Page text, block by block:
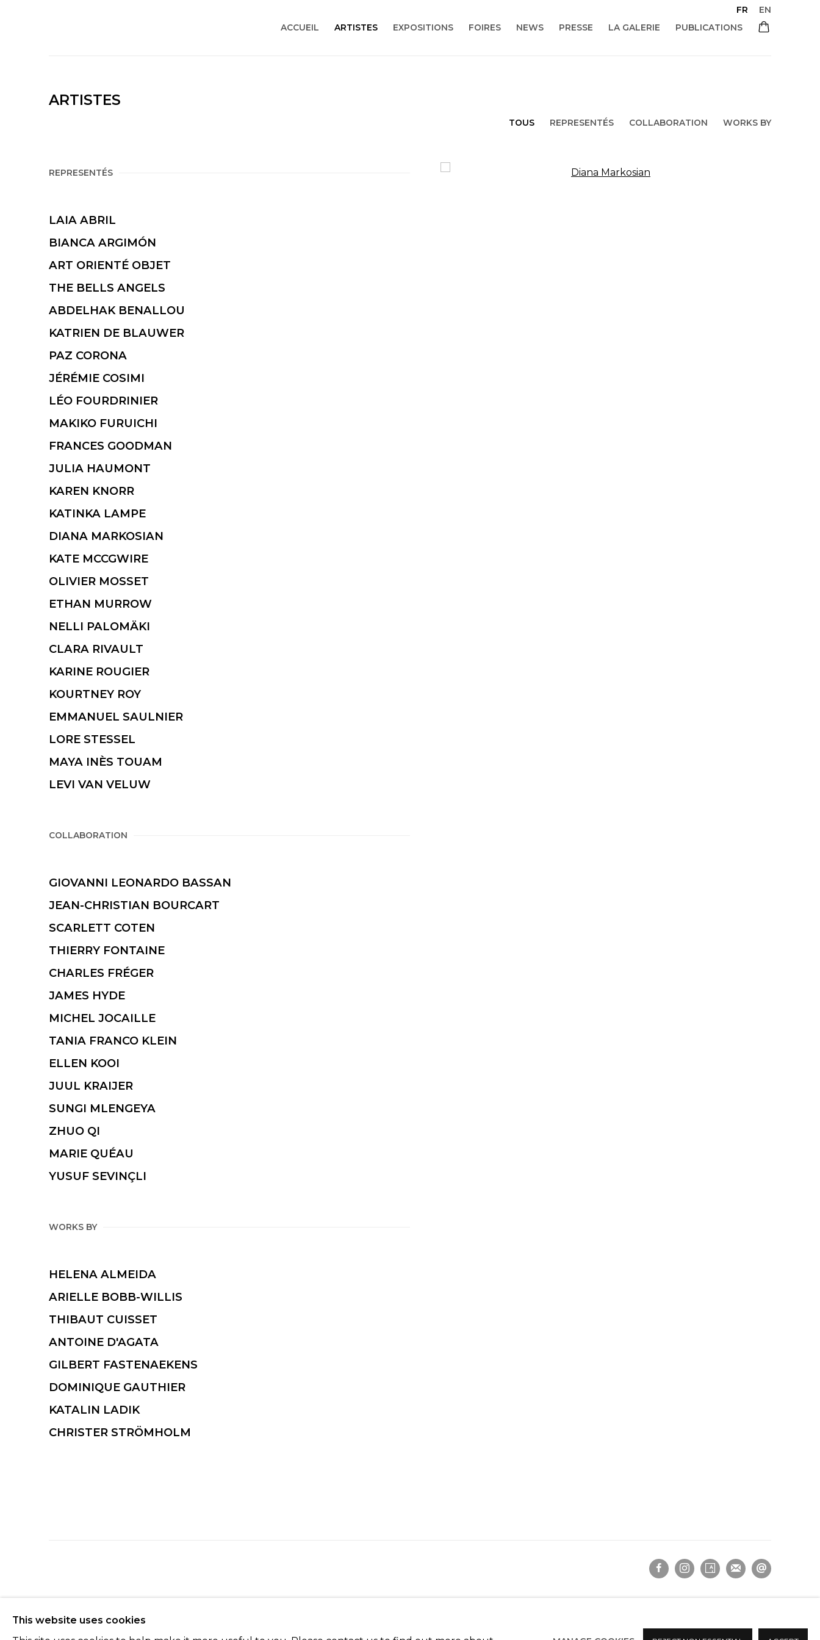
ACCUEIL ARTISTES EXPOSITIONS FOIRES NEWS PRESSE LA GALERIE PUBLICATIONS
FR EN
ARTISTES
TOUS REPRESENTÉS COLLABORATION WORKS BY
REPRESENTÉS
LAIA ABRIL
BIANCA ARGIMÓN
ART ORIENTÉ OBJET
THE BELLS ANGELS
ABDELHAK BENALLOU
KATRIEN DE BLAUWER
PAZ CORONA
JÉRÉMIE COSIMI
LÉO FOURDRINIER
MAKIKO FURUICHI
FRANCES GOODMAN
JULIA HAUMONT
KAREN KNORR
KATINKA LAMPE
DIANA MARKOSIAN
KATE MCCGWIRE
OLIVIER MOSSET
ETHAN MURROW
NELLI PALOMÄKI
CLARA RIVAULT
KARINE ROUGIER
KOURTNEY ROY
EMMANUEL SAULNIER
LORE STESSEL
MAYA INÈS TOUAM
LEVI VAN VELUW
COLLABORATION
GIOVANNI LEONARDO BASSAN
JEAN-CHRISTIAN BOURCART
SCARLETT COTEN
THIERRY FONTAINE
CHARLES FRÉGER
JAMES HYDE
MICHEL JOCAILLE
TANIA FRANCO KLEIN
ELLEN KOOI
JUUL KRAIJER
SUNGI MLENGEYA
ZHUO QI
MARIE QUÉAU
YUSUF SEVINÇLI
WORKS BY
HELENA ALMEIDA
ARIELLE BOBB-WILLIS
THIBAUT CUISSET
ANTOINE D'AGATA
GILBERT FASTENAEKENS
DOMINIQUE GAUTHIER
KATALIN LADIK
CHRISTER STRÖMHOLM
This website uses cookies